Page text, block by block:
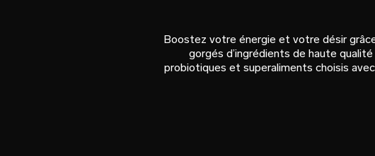
Boostez votre énergie et votre désir
gorgés d’ingrédients de haute
probiotiques et superaliments choisis